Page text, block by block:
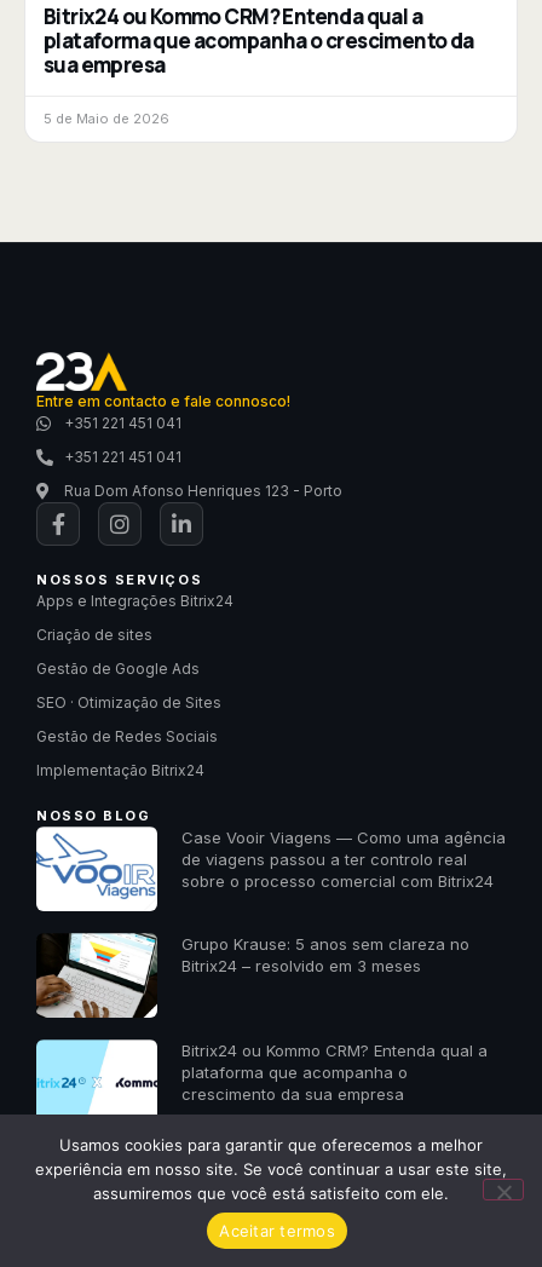
Bitrix24 ou Kommo CRM? Entenda qual a
plataforma que acompanha o crescimento da
sua empresa
5 de Maio de 2026
Entre em contacto e fale connosco!
+351 221 451 041
+351 221 451 041
Rua Dom Afonso Henriques 123 - Porto
NOSSOS SERVIÇOS
Apps e Integrações Bitrix24
Criação de sites
Gestão de Google Ads
SEO · Otimização de Sites
Gestão de Redes Sociais
Implementação Bitrix24
NOSSO BLOG
Case Vooir Viagens — Como uma agência
de viagens passou a ter controlo real
sobre o processo comercial com Bitrix24
Grupo Krause: 5 anos sem clareza no
Bitrix24 – resolvido em 3 meses
Bitrix24 ou Kommo CRM? Entenda qual a
plataforma que acompanha o
crescimento da sua empresa
NOSSOS CERTIFICADOSQuer receber um diagnóstico
gratuito da sua empresa? Me
chama aqui!
✕
Usamos cookies para garantir que oferecemos a melhor
experiência em nosso site. Se você continuar a usar este site,
assumiremos que você está satisfeito com ele.
Aceitar termos